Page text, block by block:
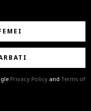
Privacy Policy and Terms of